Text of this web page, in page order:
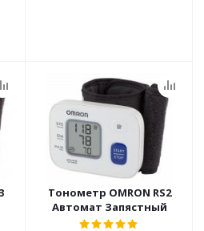
Тонометр OMRON RS2
Автомат Запястный